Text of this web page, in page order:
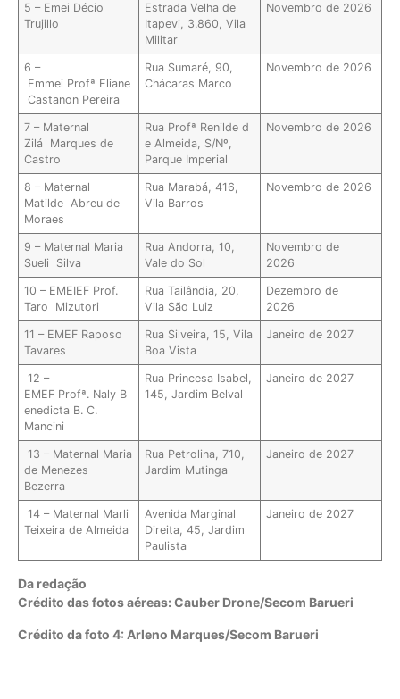
5 – Emei Décio
Trujillo
Estrada Velha de
Itapevi, 3.860, Vila
Militar
Novembro de 2026
6 –
Emmei Profª Eliane
Castanon Pereira
Rua Sumaré, 90,
Chácaras Marco
Novembro de 2026
7 – Maternal
Zilá Marques de
Castro
Rua Profª Renilde d
e Almeida, S/Nº,
Parque Imperial
Novembro de 2026
8 – Maternal
Matilde Abreu de
Moraes
Rua Marabá, 416,
Vila Barros
Novembro de 2026
9 – Maternal Maria
Sueli Silva
Rua Andorra, 10,
Vale do Sol
Novembro de
2026
10 – EMEIEF Prof.
Taro Mizutori
Rua Tailândia, 20,
Vila São Luiz
Dezembro de
2026
11 – EMEF Raposo
Tavares
Rua Silveira, 15, Vila
Boa Vista
Janeiro de 2027
12 –
EMEF Profª. Naly B
enedicta B. C.
Mancini
Rua Princesa Isabel,
145, Jardim Belval
Janeiro de 2027
13 – Maternal Maria
de Menezes
Bezerra
Rua Petrolina, 710,
Jardim Mutinga
Janeiro de 2027
14 – Maternal Marli
Teixeira de Almeida
Avenida Marginal
Direita, 45, Jardim
Paulista
Janeiro de 2027
Da redação
Crédito das fotos aéreas: Cauber Drone/Secom Barueri
Crédito da foto 4: Arleno Marques/Secom Barueri